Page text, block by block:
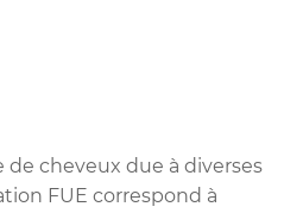
de cheveux due à diverses
FUE correspond à